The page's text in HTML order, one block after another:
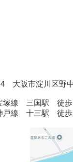
大阪市淀川区野
塚線 三国駅 徒歩
十三駅 徒歩